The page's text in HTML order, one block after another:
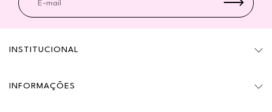
INSTITUCIONAL
INFORMAÇÕES